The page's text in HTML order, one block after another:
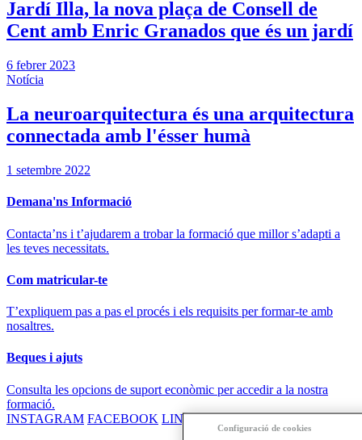
Jardí Illa, la nova plaça de Consell de
Cent amb Enric Granados que és un jardí
6 febrer 2023
Notícia
La neuroarquitectura és una arquitectura
connectada amb l'ésser humà
1 setembre 2022
Demana'ns Informació
Contacta’ns i t’ajudarem a trobar la formació que millor s’adapti a
les teves necessitats.
Com matricular-te
T’expliquem pas a pas el procés i els requisits per formar-te amb
nosaltres.
Beques i ajuts
Consulta les opcions de suport econòmic per accedir a la nostra
formació.
INSTAGRAM FACEBOOK LINKEDINYOUTUBE
Configuració de cookies